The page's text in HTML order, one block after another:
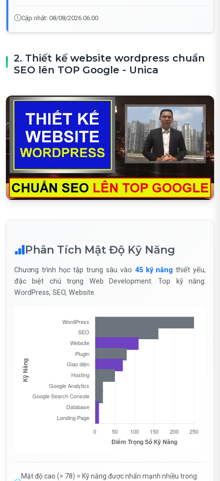
Cập nhật: 08/08/2026 06:00
2. Thiết kế website wordpress chuẩn
SEO lên TOP Google - Unica
Phân Tích Mật Độ Kỹ Năng
Chương trình học tập trung sâu vào 45 kỹ năng thiết yếu,
đặc biệt chú trọng Web Development. Top kỹ năng:
WordPress, SEO, Website.
Mật độ cao (> 78) = Kỹ năng được nhấn mạnh nhiều trong